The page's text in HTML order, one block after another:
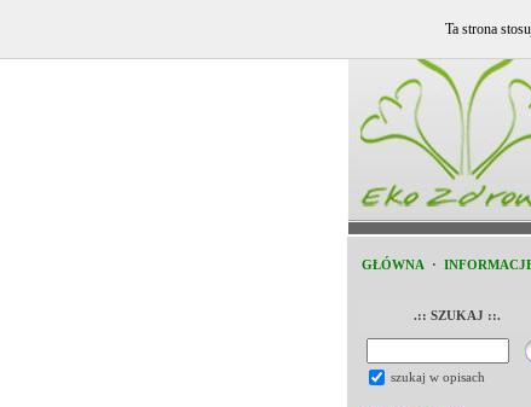
GŁÓWNA ·
.:: SZUKAJ ::.
szukaj w opisach
Ta strona